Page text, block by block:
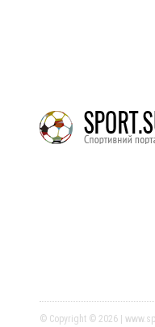
© Copyright © 2026 |